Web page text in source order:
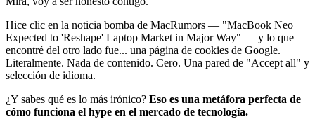
Hice clic en la noticia bomba de MacRumors — "MacBook Neo
Expected to 'Reshape' Laptop Market in Major Way" — y lo que
encontré del otro lado fue... una página de cookies de Google.
Literalmente. Nada de contenido. Cero. Una pared de "Accept all" y
selección de idioma.
¿Y sabes qué es lo más irónico? Eso es una metáfora perfecta de
cómo funciona el hype en el mercado de tecnología.